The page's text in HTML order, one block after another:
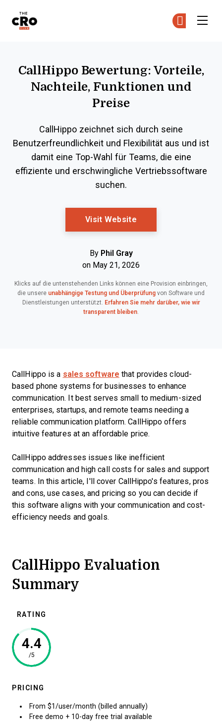
CallHippo Bewertung: Vorteile,
Nachteile, Funktionen und
Preise
CallHippo zeichnet sich durch seine
Benutzerfreundlichkeit und Flexibilität aus und ist
damit eine Top-Wahl für Teams, die eine
effiziente und erschwingliche Vertriebssoftware
suchen.
Visit Website
By Phil Gray
on May 21, 2026
Klicks auf die untenstehenden Links können eine Provision einbringen,
die unsere unabhängige Testung und Überprüfung von Software und
Dienstleistungen unterstützt. Erfahren Sie mehr darüber, wie wir
transparent bleiben.
CallHippo is a sales software that provides cloud-
based phone systems for businesses to enhance
communication. It best serves small to medium-sized
enterprises, startups, and remote teams needing a
reliable communication platform. CallHippo offers
intuitive features at an affordable price.
CallHippo addresses issues like inefficient
communication and high call costs for sales and support
teams. In this article, I'll cover CallHippo's features, pros
and cons, use cases, and pricing so you can decide if
this software aligns with your communication and cost-
efficiency needs and goals.
CallHippo Evaluation
Summary
RATING
4.4
/5
PRICING
From $1/user/month (billed annually)
Free demo + 10-day free trial available